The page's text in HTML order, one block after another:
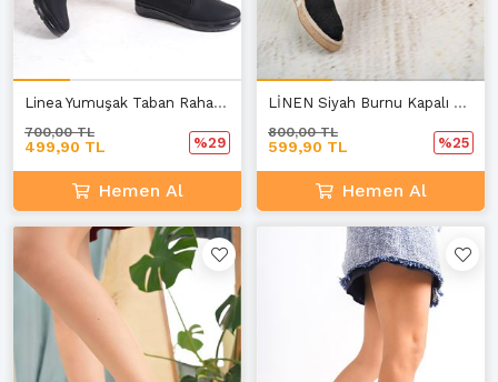
Linea Yumuşak Taban Rahat Günlük Kadın Siyah Ayakkabı A-3
499,90 TL
700,00 TL
%29
Hemen Al
LİNEN Siyah Burnu Kapalı Lastikli Triko Sandalet B-1
599,90 TL
800,00 TL
%25
Hemen Al